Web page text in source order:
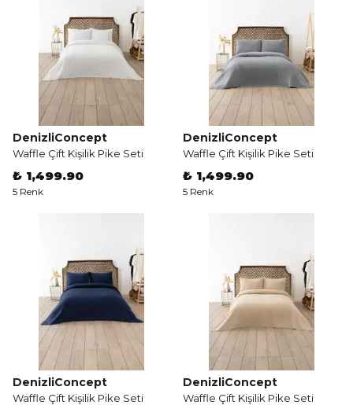
DenizliConcept
Waffle Çift Kişilik Pike Seti
₺ 1,499.90
5 Renk
DenizliConcept
Waffle Çift Kişilik Pike Seti
₺ 1,499.90
5 Renk
DenizliConcept
Waffle Çift Kişilik Pike Seti
DenizliConcept
Waffle Çift Kişilik Pike Seti